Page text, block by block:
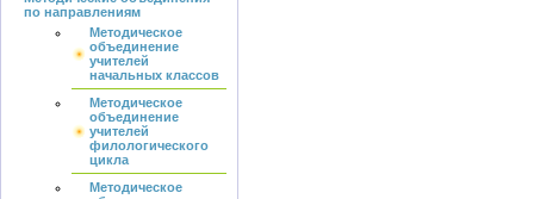
по направлениям
Методическое
объединение
учителей
начальных классов
Методическое
объединение
учителей
филологического
цикла
Методическое